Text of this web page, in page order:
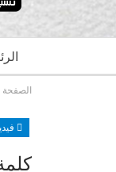
الصفحة